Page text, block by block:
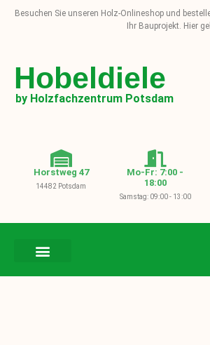
Besuchen Sie unseren Holz-Onlineshop und
Ihr Bauprojekt. Hier
Hobeldiele
by Holzfachzentrum Potsdam
Horstweg 47
14482 Potsdam
Mo-Fr: 7:00 -
18:00
Samstag: 09:00 - 13:00